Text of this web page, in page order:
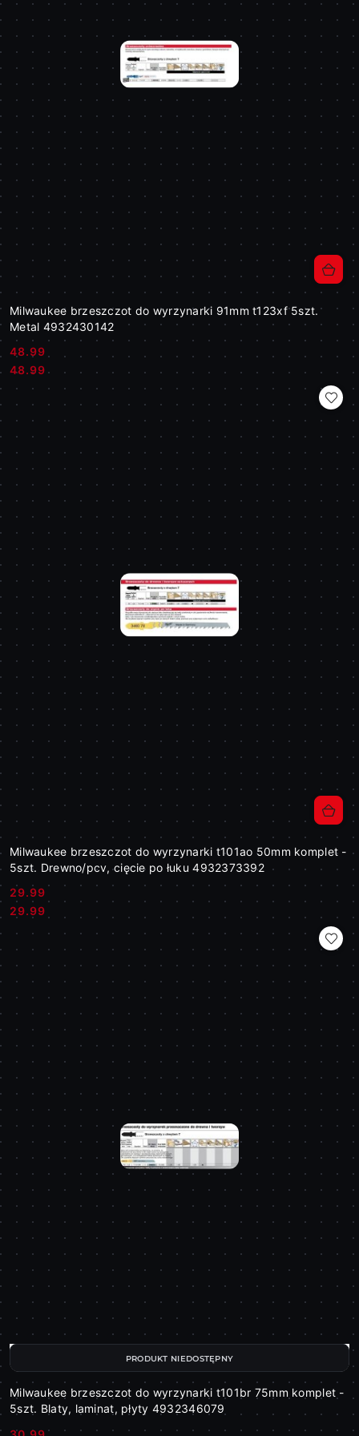
Milwaukee brzeszczot do wyrzynarki 91mm t123xf 5szt.
Metal 4932430142
Cena:
48.99
Cena:
48.99
Milwaukee brzeszczot do wyrzynarki t101ao 50mm komplet -
5szt. Drewno/pcv, cięcie po łuku 4932373392
Cena:
29.99
Cena:
29.99
Milwaukee brzeszczot do wyrzynarki t101br 75mm komplet -
5szt. Blaty, laminat, płyty 4932346079
PRODUKT NIEDOSTĘPNY